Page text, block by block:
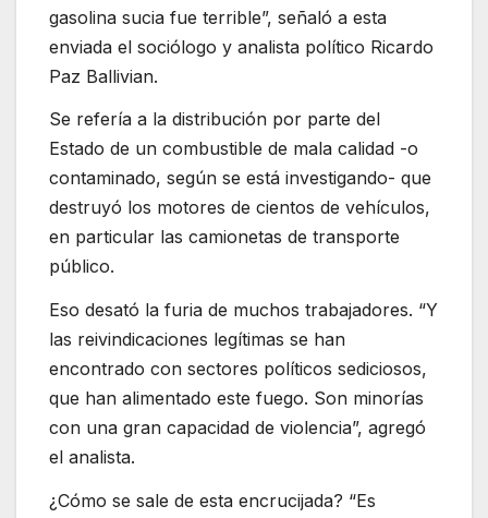
gasolina sucia fue terrible”, señaló a esta
enviada el sociólogo y analista político Ricardo
Paz Ballivian.
Se refería a la distribución por parte del
Estado de un combustible de mala calidad -o
contaminado, según se está investigando- que
destruyó los motores de cientos de vehículos,
en particular las camionetas de transporte
público.
Eso desató la furia de muchos trabajadores. “Y
las reivindicaciones legítimas se han
encontrado con sectores políticos sediciosos,
que han alimentado este fuego. Son minorías
con una gran capacidad de violencia”, agregó
el analista.
¿Cómo se sale de esta encrucijada? “Es